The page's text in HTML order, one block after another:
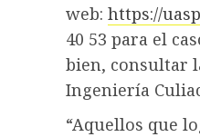
web: https://
40 53 para el
bien, consultar
Ingeniería
“Aquellos que